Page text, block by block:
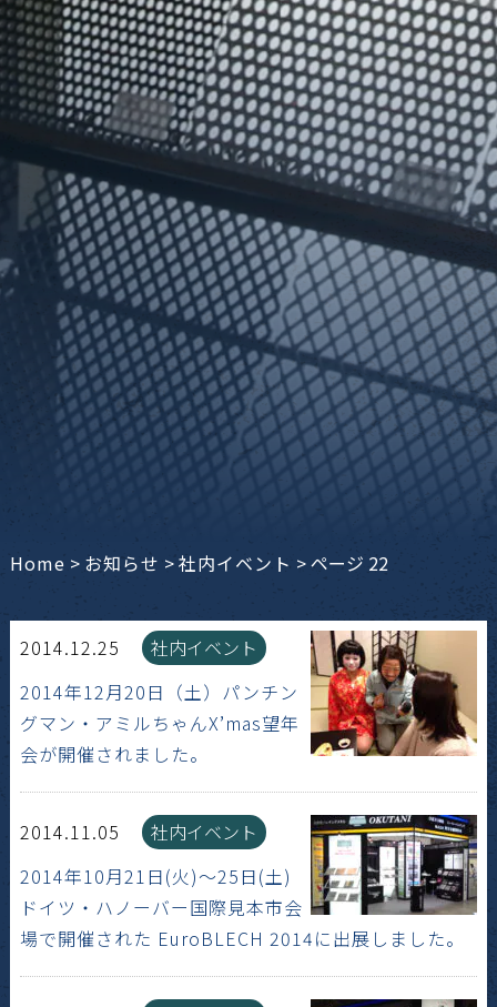
Home > お知らせ >社内イベント >ページ 22
2014.12.25
社内イベント
2014年12月20日（土）パンチン
グマン・アミルちゃんX’mas望年
会が開催されました。
2014.11.05
社内イベント
2014年10月21日(火)～25日(土)
ドイツ・ハノーバー国際見本市会
場で開催された EuroBLECH 2014に出展しました。